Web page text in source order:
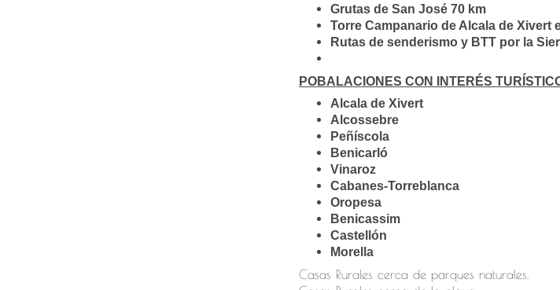
Grutas de San José 70 km
Torre Campanario de Alcala de Xivert
Rutas de senderismo y BTT por la
POBALACIONES CON INTERÉS
Alcala de Xivert
Alcossebre
Peñíscola
Benicarló
Vinaroz
Cabanes-Torreblanca
Oropesa
Benicassim
Castellón
Morella
Casas Rurales cerca de parques naturales.